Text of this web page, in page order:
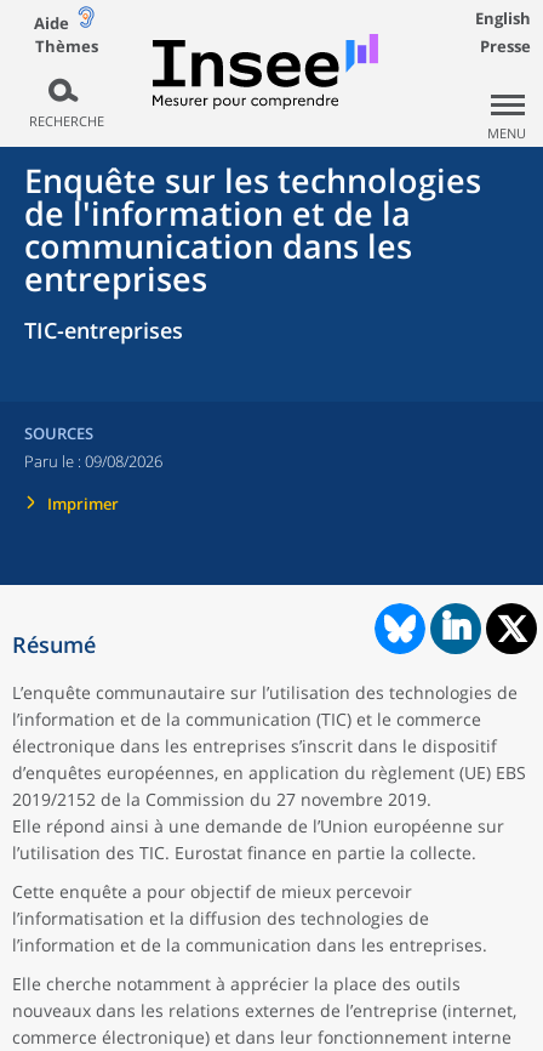
Aide
Thèmes
RECHERCHE
English
Presse
MENU
Enquête sur les technologies
de l'information et de la
communication dans les
entreprises
TIC-entreprises
SOURCES
Paru le : 09/08/2026
Imprimer
Résumé
L’enquête communautaire sur l’utilisation des technologies de
l’information et de la communication (TIC) et le commerce
électronique dans les entreprises s’inscrit dans le dispositif
d’enquêtes européennes, en application du règlement (UE) EBS
2019/2152 de la Commission du 27 novembre 2019.
Elle répond ainsi à une demande de l’Union européenne sur
l’utilisation des TIC. Eurostat finance en partie la collecte.
Cette enquête a pour objectif de mieux percevoir
l’informatisation et la diffusion des technologies de
l’information et de la communication dans les entreprises.
Elle cherche notamment à apprécier la place des outils
nouveaux dans les relations externes de l’entreprise (internet,
commerce électronique) et dans leur fonctionnement interne